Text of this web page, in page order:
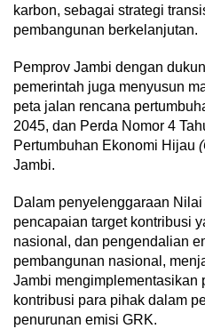
karbon, sebagai strategi
pembangunan berkelanjutan.
Pemprov Jambi dengan
pemerintah juga menyusun
peta jalan rencana
2045, dan Perda Nomor 4
Pertumbuhan Ekonomi Hijau
Jambi.
Dalam penyelenggaraan
pencapaian target kontribusi
nasional, dan pengendalian
pembangunan nasional,
Jambi mengimplementasikan
kontribusi para pihak dalam
penurunan emisi GRK.